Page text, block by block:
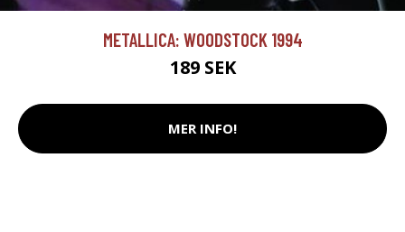
METALLICA: WOODSTOCK 1994
189 SEK
MER INFO!